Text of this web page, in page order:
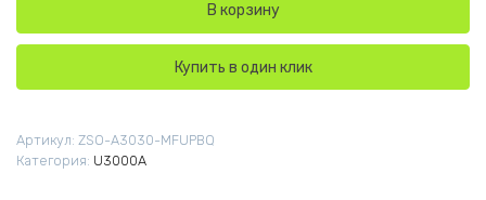
В корзину
Купить в один клик
Артикул: ZSO-A3030-MFUPBQ
Категория: U3000A